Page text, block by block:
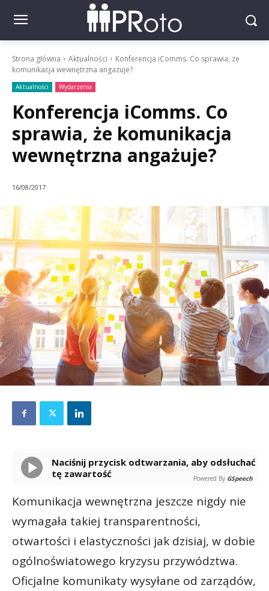
Strona główna Aktualności
Konferencja iComms. Co sprawia, że
komunikacja wewnętrzna angażuje?
Aktualności Wydarzenia
Konferencja iComms. Co
sprawia, że komunikacja
wewnętrzna angażuje?
16/08/2017
Naciśnij przycisk odtwarzania, aby odsłuchać
tę zawartość
Powered By GSpeech
Komunikacja wewnętrzna jeszcze nigdy nie
wymagała takiej transparentności,
otwartości i elastyczności jak dzisiaj, w dobie
ogólnoświatowego kryzysu przywództwa.
Oficjalne komunikaty wysyłane od zarządów,